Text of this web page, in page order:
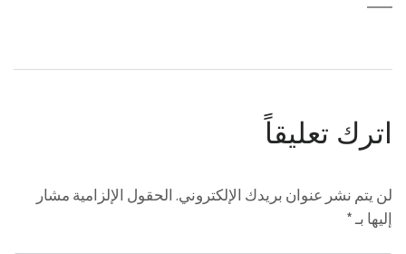
اترك تعليقاً
لن يتم نشر عنوان بريدك الإلكتروني. الحقول الإلزامية مشار
إليها بـ*